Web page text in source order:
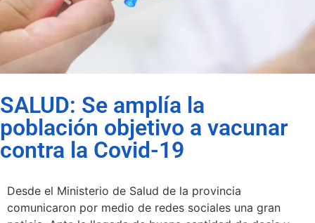
SALUD: Se amplía la
población objetivo a vacunar
contra la Covid-19
Desde el Ministerio de Salud de la provincia
comunicaron por medio de redes sociales una gran